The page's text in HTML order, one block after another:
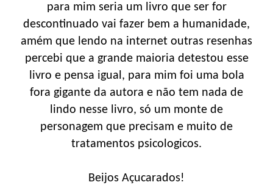
para mim seria um livro que ser for
descontinuado vai fazer bem a humanidade,
amém que lendo na internet outras resenhas
percebi que a grande maioria detestou esse
livro e pensa igual, para mim foi uma bola
fora gigante da autora e não tem nada de
lindo nesse livro, só um monte de
personagem que precisam e muito de
tratamentos psicologicos.
Beijos Açucarados!